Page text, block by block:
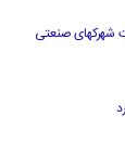
شهرکهای صنعتی